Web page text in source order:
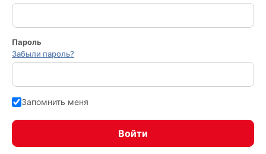
Пароль
Забыли пароль?
Запомнить меня